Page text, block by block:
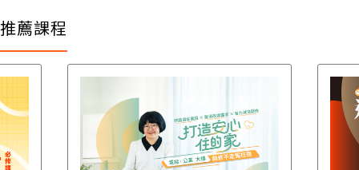
推薦課程